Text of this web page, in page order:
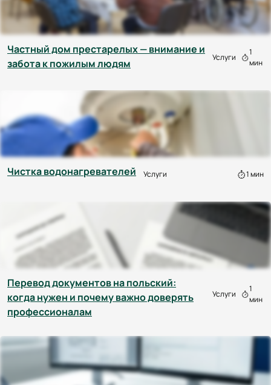
Частный дом престарелых — внимание и
забота к пожилым людям
Услуги
1
мин
Чистка водонагревателей Услуги 1 мин
Перевод документов на польский:
когда нужен и почему важно доверять
профессионалам
Услуги
1
мин